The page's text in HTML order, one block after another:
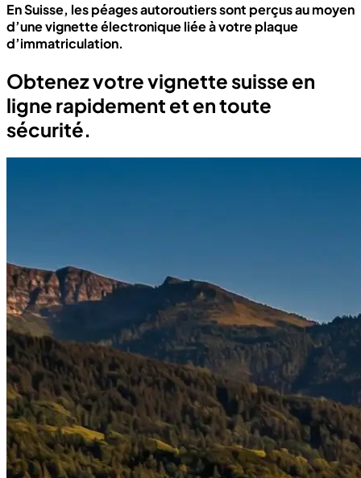
En Suisse, les péages autoroutiers sont perçus au moyen
d’une vignette électronique liée à votre plaque
d’immatriculation.
Obtenez votre vignette suisse en
ligne rapidement et en toute
sécurité.